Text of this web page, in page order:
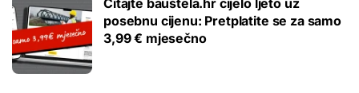
Čitajte bauštela.hr cijelo ljeto uz
posebnu cijenu: Pretplatite se za samo
3,99 € mjesečno